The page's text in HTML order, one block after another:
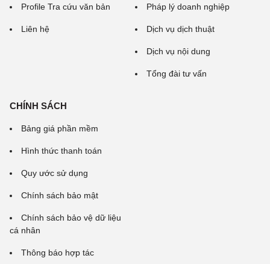
Profile Tra cứu văn bản
Liên hệ
Pháp lý doanh nghiệp
Dịch vụ dịch thuật
Dịch vụ nội dung
Tổng đài tư vấn
CHÍNH SÁCH
Bảng giá phần mềm
Hình thức thanh toán
Quy ước sử dụng
Chính sách bảo mật
Chính sách bảo vệ dữ liệu
cá nhân
Thông báo hợp tác